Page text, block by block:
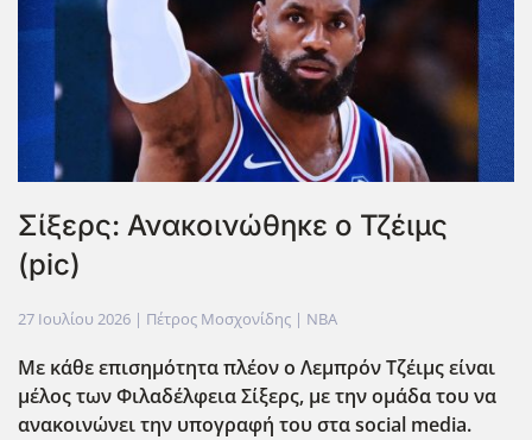
Σίξερς: Ανακοινώθηκε ο Τζέιμς
(pic)
27 Ιουλίου 2026 | Πέτρος Μοσχονίδης | NBA
Με κάθε επισημότητα πλέον ο Λεμπρόν Τζέιμς είναι
μέλος των Φιλαδέλφεια Σίξερς, με την ομάδα του να
ανακοινώνει την υπογραφή του στα social media.